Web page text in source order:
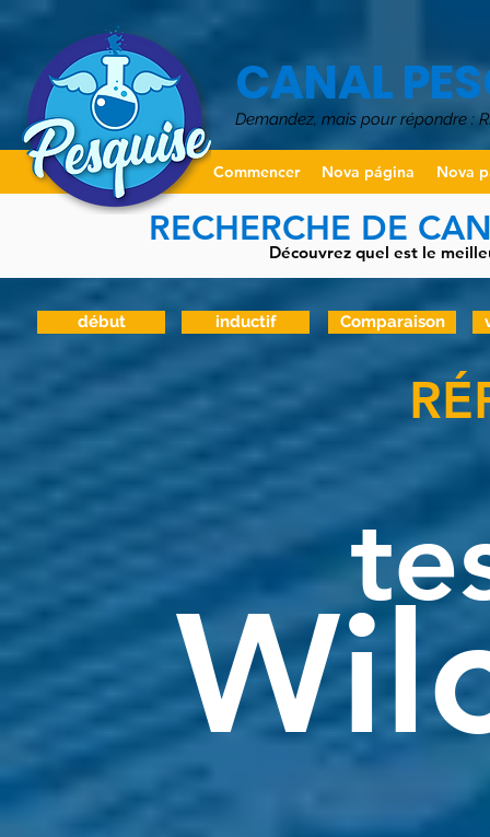
CANAL
Demandez, mais pour répondre :
Commencer Nova página Nova
RECHERCHE DE
Découvrez quel est le
début inductif Comparaison